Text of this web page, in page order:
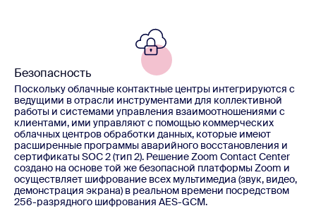
Безопасность
Поскольку облачные контактные центры интегрируются с
ведущими в отрасли инструментами для коллективной
работы и системами управления взаимоотношениями с
клиентами, ими управляют с помощью коммерческих
облачных центров обработки данных, которые имеют
расширенные программы аварийного восстановления и
сертификаты SOC 2 (тип 2). Решение Zoom Contact Center
создано на основе той же безопасной платформы Zoom и
осуществляет шифрование всех мультимедиа (звук, видео,
демонстрация экрана) в реальном времени посредством
256-разрядного шифрования AES-GCM.